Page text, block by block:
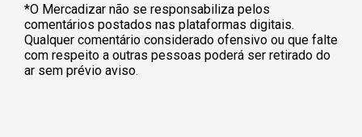
*O Mercadizar não se responsabiliza pelos
comentários postados nas plataformas digitais.
Qualquer comentário considerado ofensivo ou que falte
com respeito a outras pessoas poderá ser retirado do
ar sem prévio aviso.